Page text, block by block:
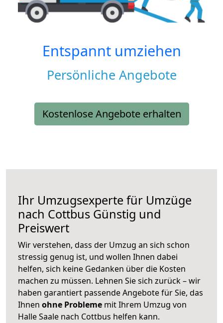
Entspannt umziehen
Persönliche Angebote
Kostenlose Angebote erhalten
Ihr Umzugsexperte für Umzüge
nach Cottbus Günstig und
Preiswert
Wir verstehen, dass der Umzug an sich schon
stressig genug ist, und wollen Ihnen dabei
helfen, sich keine Gedanken über die Kosten
machen zu müssen. Lehnen Sie sich zurück – wir
haben garantiert passende Angebote für Sie, das
Ihnen ohne Probleme mit Ihrem Umzug von
Halle Saale nach Cottbus helfen kann.